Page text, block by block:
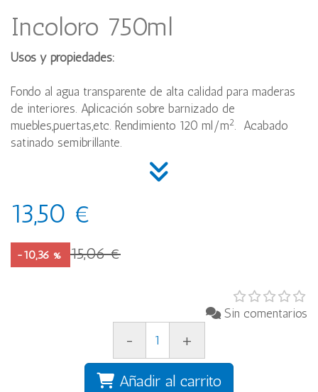
Incoloro 750ml
Usos y propiedades:
Fondo al agua transparente de alta calidad para maderas
de interiores. Aplicación sobre barnizado de
muebles,puertas,etc. Rendimiento 120 ml/m2. Acabado
satinado semibrillante.
13,50 €
-10,36 % 15,06 €
Sin comentarios
- +
Añadir al carrito